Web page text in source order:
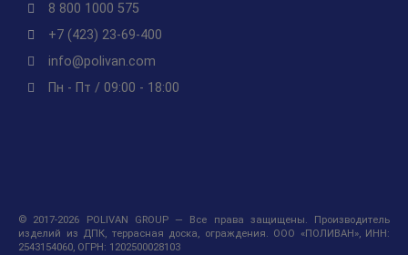
8 800 1000 575
+7 (423) 23-69-400
info@polivan.com
Пн - Пт / 09:00 - 18:00
© 2017-2026 POLIVAN GROUP — Все права защищены. Производитель
изделий из ДПК, террасная доска, ограждения. ООО «ПОЛИВАН», ИНН:
2543154060, ОГРН: 1202500028103